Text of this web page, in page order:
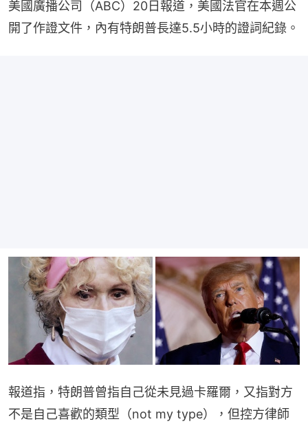
美國廣播公司（ABC）20日報道，美國法官在本週公
開了作證文件，內有特朗普長達5.5小時的證詞紀錄。
報道指，特朗普曾指自己從未見過卡羅爾，又指對方
不是自己喜歡的類型（not my type），但控方律師